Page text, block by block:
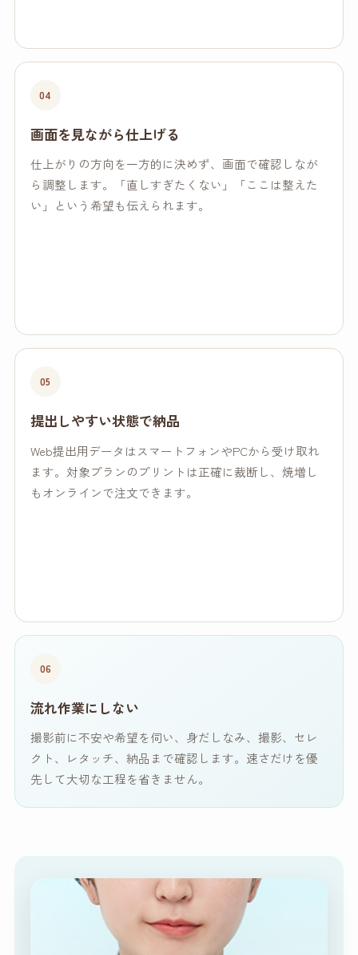
04
画面を見ながら仕上げる
仕上がりの方向を一方的に決めず、画面で確認しなが
ら調整します。「直しすぎたくない」「ここは整えた
い」という希望も伝えられます。
05
提出しやすい状態で納品
Web提出用データはスマートフォンやPCから受け取れ
ます。対象プランのプリントは正確に裁断し、焼増し
もオンラインで注文できます。
06
流れ作業にしない
撮影前に不安や希望を伺い、身だしなみ、撮影、セレ
クト、レタッチ、納品まで確認します。速さだけを優
先して大切な工程を省きません。